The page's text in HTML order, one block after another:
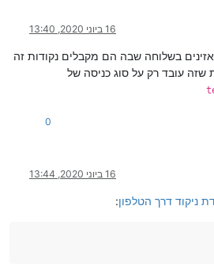
16 ביוני 2020, 13:40
בשלוחה שבה הם מקבלים נקודות זה
0
16 ביוני 2020, 13:44
ניקוד דרך הטלפון: